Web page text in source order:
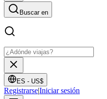
Buscar en
ES - US$
Registrarse|Iniciar sesión